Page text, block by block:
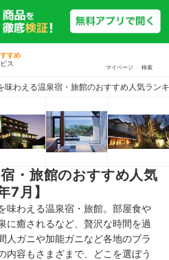
すめ
ス
マイページ 検索
味わえる温泉宿・旅館のおすすめ人気ラン
・旅館のおすすめ人気
7月】
味わえる温泉宿・旅館。部屋食や
に癒されるなど、贅沢な時間を過
人ガニや加能ガニなど各地のブラ
内容もさまざまで、どこを選ぼう